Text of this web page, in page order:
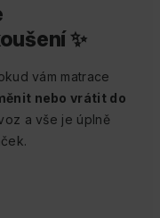
✨
vám matrace
nebo vrátit do
a vše je úplně